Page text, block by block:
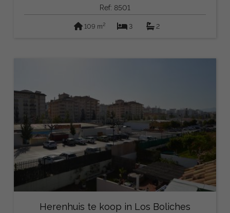
Ref: 8501
109 m2 3 2
Herenhuis te koop in Los Boliches